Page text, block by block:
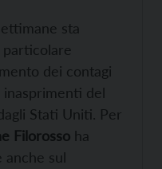
sta
dei contagi
inasprimenti del
Stati Uniti. Per
Filorosso ha
sul